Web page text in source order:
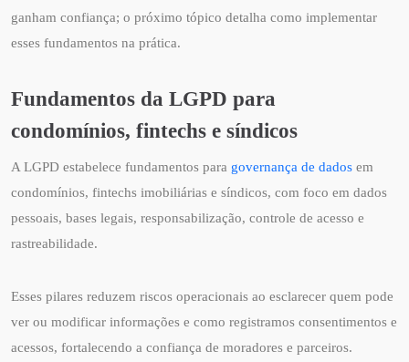
ganham confiança; o próximo tópico detalha como implementar
esses fundamentos na prática.
Fundamentos da LGPD para
condomínios, fintechs e síndicos
A LGPD estabelece fundamentos para governança de dados em
condomínios, fintechs imobiliárias e síndicos, com foco em dados
pessoais, bases legais, responsabilização, controle de acesso e
rastreabilidade.
Esses pilares reduzem riscos operacionais ao esclarecer quem pode
ver ou modificar informações e como registramos consentimentos e
acessos, fortalecendo a confiança de moradores e parceiros.